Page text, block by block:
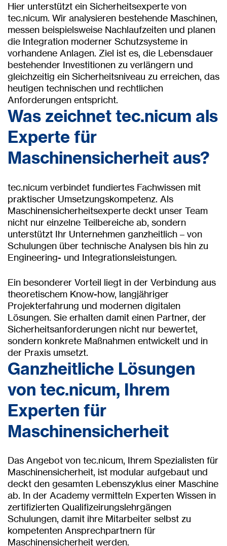
Hier unterstützt ein Sicherheitsexperte von
tec.nicum. Wir analysieren bestehende Maschinen,
messen beispielsweise Nachlaufzeiten und planen
die Integration moderner Schutzsysteme in
vorhandene Anlagen. Ziel ist es, die Lebensdauer
bestehender Investitionen zu verlängern und
gleichzeitig ein Sicherheitsniveau zu erreichen, das
heutigen technischen und rechtlichen
Anforderungen entspricht.
Was zeichnet tec.nicum als
Experte für
Maschinensicherheit aus?
tec.nicum verbindet fundiertes Fachwissen mit
praktischer Umsetzungskompetenz. Als
Maschinensicherheitsexperte deckt unser Team
nicht nur einzelne Teilbereiche ab, sondern
unterstützt Ihr Unternehmen ganzheitlich – von
Schulungen über technische Analysen bis hin zu
Engineering- und Integrationsleistungen.
Ein besonderer Vorteil liegt in der Verbindung aus
theoretischem Know-how, langjähriger
Projekterfahrung und modernen digitalen
Lösungen. Sie erhalten damit einen Partner, der
Sicherheitsanforderungen nicht nur bewertet,
sondern konkrete Maßnahmen entwickelt und in
der Praxis umsetzt.
Ganzheitliche Lösungen
von tec.nicum, Ihrem
Experten für
Maschinensicherheit
Das Angebot von tec.nicum, Ihrem Spezialisten für
Maschinensicherheit, ist modular aufgebaut und
deckt den gesamten Lebenszyklus einer Maschine
ab. In der Academy vermitteln Experten Wissen in
zertifizierten Qualifizeirungslehrgängen
Schulungen, damit ihre Mitarbeiter selbst zu
kompetenten Ansprechpartnern für
Maschinensicherheit werden.